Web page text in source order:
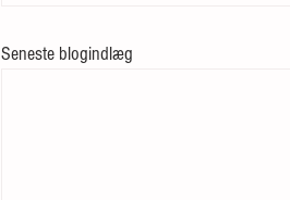
Seneste blogindlæg